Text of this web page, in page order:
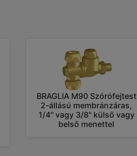
BRAGLIA M90 Szórófejtest
2-állású membránzáras,
1/4" vagy 3/8" külső vagy
belső menettel